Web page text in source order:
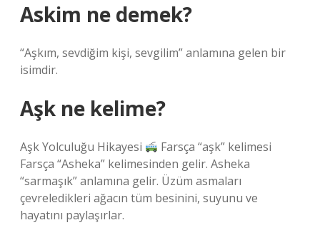
Askim ne demek?
“Aşkım, sevdiğim kişi, sevgilim” anlamına gelen bir
isimdir.
Aşk ne kelime?
Aşk Yolculuğu Hikayesi
Farsça “aşk” kelimesi
Farsça “Asheka” kelimesinden gelir. Asheka
“sarmaşık” anlamına gelir. Üzüm asmaları
çevreledikleri ağacın tüm besinini, suyunu ve
hayatını paylaşırlar.